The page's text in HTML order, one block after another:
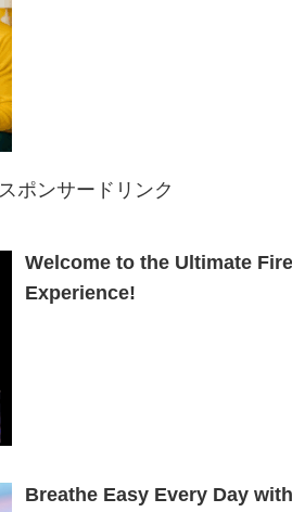
スポンサードリンク
Welcome to the Ultimate
Experience!
Breathe Easy Every Day